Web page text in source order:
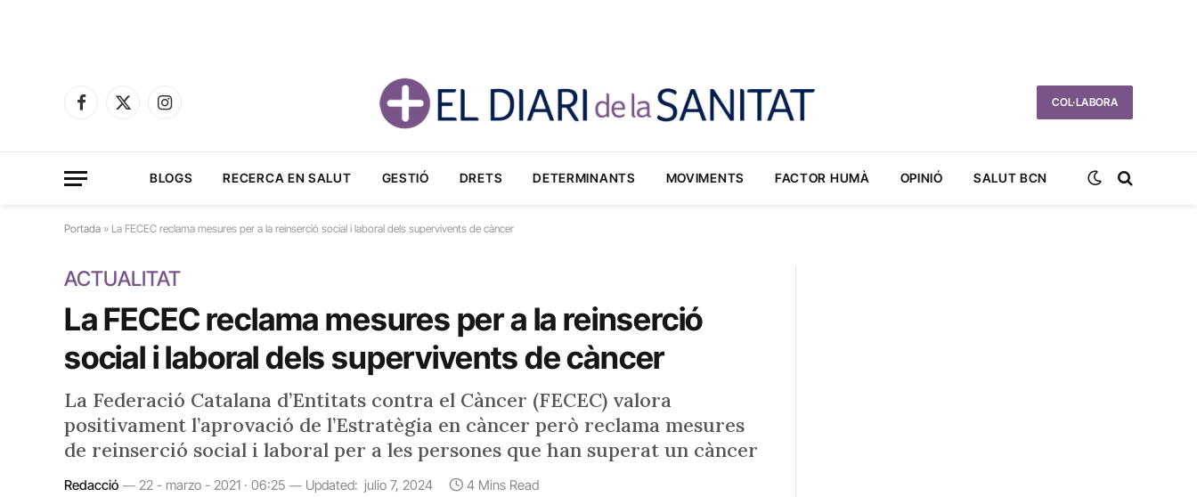
Facebook
X
Instagram
COL·LABORA
BLOGS RECERCA EN SALUT GESTIÓ DRETS DETERMINANTS MOVIMENTS FACTOR HUMÀ OPINIÓ SALUT BCN
Portada » La FECEC reclama mesures per a la reinserció social i laboral dels supervivents de càncer
ACTUALITAT
La FECEC reclama mesures per a la reinserció
social i laboral dels supervivents de càncer
La Federació Catalana d’Entitats contra el Càncer (FECEC) valora
positivament l’aprovació de l’Estratègia en càncer però reclama mesures
de reinserció social i laboral per a les persones que han superat un càncer
Redacció 22 - marzo - 2021 · 06:25 Updated: julio 7, 2024 4 Mins Read